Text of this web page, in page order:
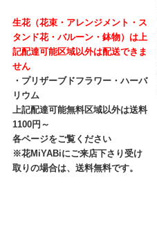
生花（花束・アレンジメント・ス
タンド花・バルーン・鉢物）は上
記配達可能区域以外は配送できま
せん
・プリザーブドフラワー・ハーバ
リウム
上記配達可能無料区域以外は送料
1100円～
各ページをご覧ください
※花MiYABiにご来店下さり受け
取りの場合は、送料無料です。